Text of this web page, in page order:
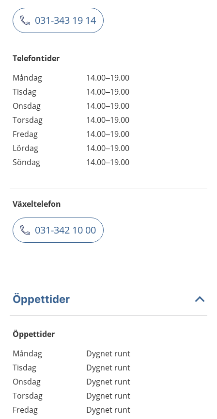
031-343 19 14
Telefontider
Måndag
14.00–19.00
Tisdag
14.00–19.00
Onsdag
14.00–19.00
Torsdag
14.00–19.00
Fredag
14.00–19.00
Lördag
14.00–19.00
Söndag
14.00–19.00
Växeltelefon
031-342 10 00
Öppettider
Öppettider
Dag
Öppettider
Kommentarer
Måndag
Dygnet runt
Tisdag
Dygnet runt
Onsdag
Dygnet runt
Torsdag
Dygnet runt
Fredag
Dygnet runt